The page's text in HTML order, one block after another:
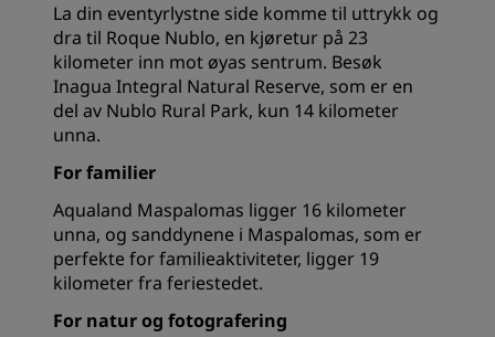
La din eventyrlystne side komme til uttrykk og
dra til Roque Nublo, en kjøretur på 23
kilometer inn mot øyas sentrum. Besøk
Inagua Integral Natural Reserve, som er en
del av Nublo Rural Park, kun 14 kilometer
unna.
For familier
Aqualand Maspalomas ligger 16 kilometer
unna, og sanddynene i Maspalomas, som er
perfekte for familieaktiviteter, ligger 19
kilometer fra feriestedet.
For natur og fotografering